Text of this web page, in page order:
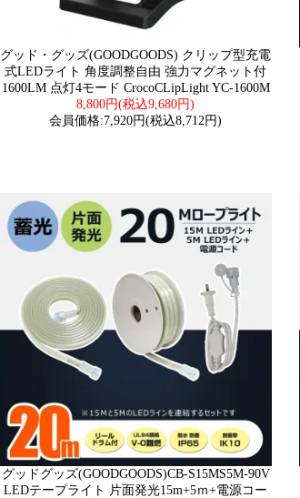
グッド・グッズ(GOODGOODS) クリップ型充電
式LEDライト 角度調整自由 強力マグネット付
1600LM 点灯4モード CrocoCLipLight YC-1600M
8,800円(税込9,680円)
会員価格:7,920円(税込8,712円)
グッドグッズ(GOODGOODS)CB-S15MS5M-90V
LEDテープライト 片面発光15m+5ｍ+電源コー